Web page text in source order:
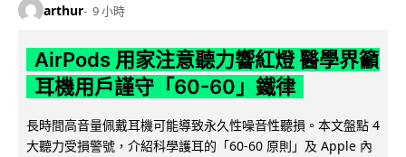
arthur 9 小時
AirPods 用家注意聽力響紅燈 醫學界籲
耳機用戶謹守「60-60」鐵律
長時間高音量佩戴耳機可能導致永久性噪音性聽損。本文盤點 4
大聽力受損警號，介紹科學護耳的「60-60 原則」及 Apple 內